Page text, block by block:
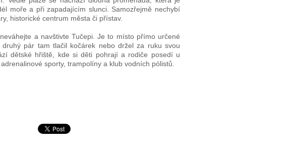
moře a při zapadajícím slunci. Samozřejmě nechybí
historické centrum města či přístav.
a navštivte Tučepi. Je to místo přímo určené
pár tam tlačil kočárek nebo držel za ruku svou
dětské hřiště, kde si děti pohrají a rodiče posedí u
sporty, trampolíny a klub vodních pólistů.